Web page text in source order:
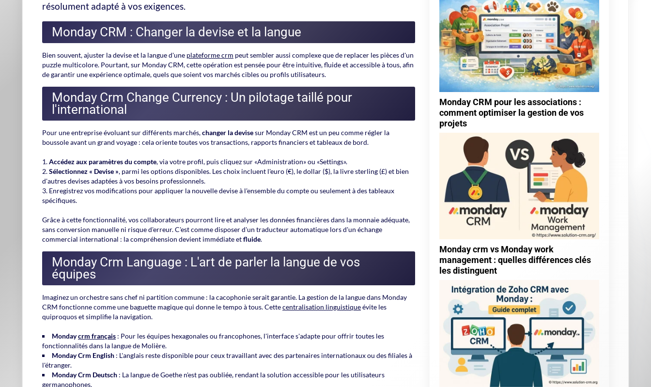
résolument adapté à vos exigences.
Monday CRM : Changer la devise et la langue
Bien souvent, ajuster la devise et la langue d'une plateforme crm peut sembler aussi complexe que de replacer les pièces d'un
puzzle multicolore. Pourtant, sur Monday CRM, cette opération est pensée pour être intuitive, fluide et accessible à tous, afin
de garantir une expérience optimale, quels que soient vos marchés cibles ou profils utilisateurs.
Monday Crm Change Currency : Un pilotage taillé pour
l'international
Pour une entreprise évoluant sur différents marchés,changer la devisesur Monday CRM est un peu comme régler la
boussole avant un grand voyage : cela oriente toutes vos transactions, rapports financiers et tableaux de bord.
Accédez aux paramètres du compte, via votre profil, puis cliquez sur «Administration» ou «Settings».
Sélectionnez « Devise », parmi les options disponibles. Les choix incluent l'euro (€), le dollar ($), la livre sterling (£) et bien
d'autres devises adaptées à vos besoins professionnels.
Enregistrez vos modifications pour appliquer la nouvelle devise à l'ensemble du compte ou seulement à des tableaux
spécifiques.
Grâce à cette fonctionnalité, vos collaborateurs pourront lire et analyser les données financières dans la monnaie adéquate,
sans conversion manuelle ni risque d'erreur. C'est comme disposer d'un traducteur automatique lors d'un échange
commercial international : la compréhension devient immédiate etfluide.
Monday Crm Language : L'art de parler la langue de vos
équipes
Imaginez un orchestre sans chef ni partition commune : la cacophonie serait garantie. La gestion de la langue dans Monday
CRM fonctionne comme une baguette magique qui donne le tempo à tous. Cettecentralisation linguistiqueévite les
quiproquos et simplifie la navigation.
Mondaycrm français : Pour les équipes hexagonales ou francophones, l'interface s'adapte pour offrir toutes les
fonctionnalités dans la langue de Molière.
Monday Crm English : L'anglais reste disponible pour ceux travaillant avec des partenaires internationaux ou des filiales à
l'étranger.
Monday Crm Deutsch : La langue de Goethe n'est pas oubliée, rendant la solution accessible pour les utilisateurs
germanophones.
Monday CRM pour les associations :
comment optimiser la gestion de vos
projets
Monday crm vs Monday work
management : quelles différences clés
les distinguent